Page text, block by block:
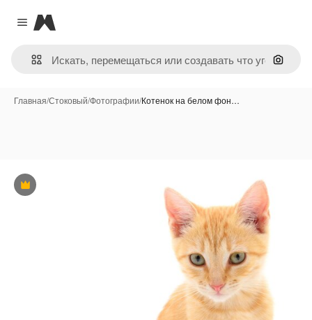
Close menu
Magnific
Поиск
Главная/Стоковый/Фотографии/Котенок на белом фон…
Премиум